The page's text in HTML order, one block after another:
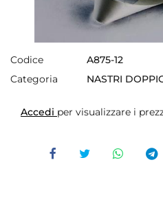
Codice
A875-12
Categoria
NASTRI
Accedi per visualizzare i